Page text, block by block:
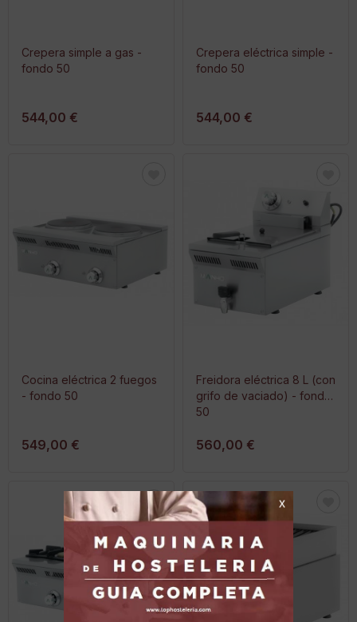
Crepera simple a gas -
fondo 50
544,00 €
Crepera eléctrica simple -
fondo 50
544,00 €
Cocina eléctrica 2 fuegos
- fondo 50
549,00 €
Freidora eléctrica 8 L (con
grifo de vaciado) - fondo
50
560,00 €